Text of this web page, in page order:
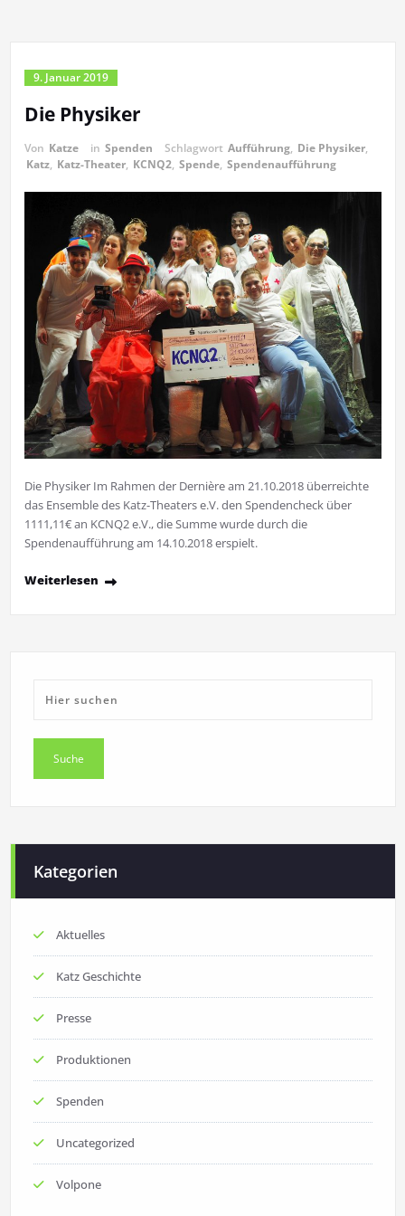
9. Januar 2019
Die Physiker
Von Katze in Spenden Schlagwort Aufführung, Die Physiker,
Katz, Katz-Theater, KCNQ2, Spende, Spendenaufführung
Die Physiker Im Rahmen der Dernière am 21.10.2018 überreichte
das Ensemble des Katz-Theaters e.V. den Spendencheck über
1111,11€ an KCNQ2 e.V., die Summe wurde durch die
Spendenaufführung am 14.10.2018 erspielt.
Weiterlesen
Kategorien
Aktuelles
Katz Geschichte
Presse
Produktionen
Spenden
Uncategorized
Volpone